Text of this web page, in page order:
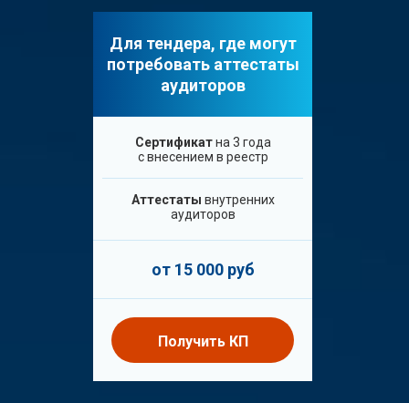
Для тендера, где могут
потребовать аттестаты
аудиторов
Сертификатна 3 года
с внесением в реестр
Аттестаты внутренних
аудиторов
от 15 000 руб
Получить КП